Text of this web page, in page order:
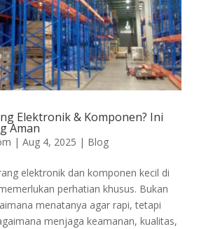
Elektronik & Komponen? Ini
Aman
| Aug 4, 2025 | Blog
elektronik dan komponen kecil di
perhatian khusus. Bukan
menatanya agar rapi, tetapi
menjaga keamanan, kualitas,